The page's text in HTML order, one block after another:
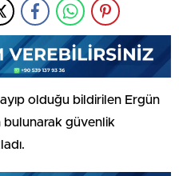
olduğu bildirilen Ergün
bulunarak güvenlik